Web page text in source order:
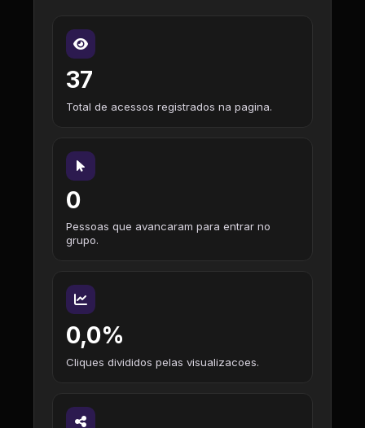
37
Total de acessos registrados na pagina.
0
Pessoas que avancaram para entrar no
grupo.
0,0%
Cliques divididos pelas visualizacoes.